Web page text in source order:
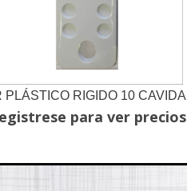
PLÁSTICO RIGIDO 10
para ver precios